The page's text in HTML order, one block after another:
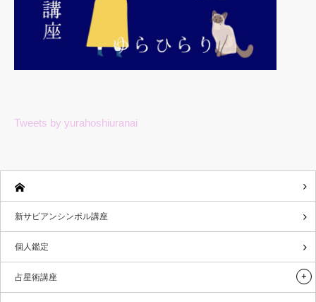
Tweets by yurahoshiuranai
新サビアンシンボル講座
個人鑑定
占星術講座